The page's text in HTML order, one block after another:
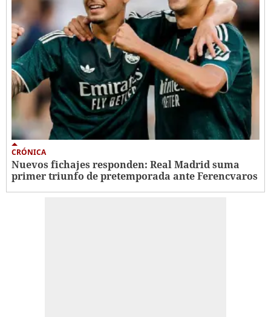
CRÓNICA
Nuevos fichajes responden: Real Madrid suma
primer triunfo de pretemporada ante Ferencvaros